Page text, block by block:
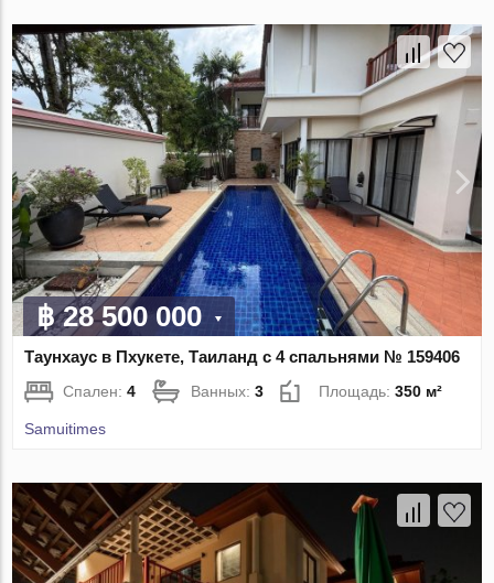
฿ 28 500 000
Таунхаус в Пхукете, Таиланд с 4 спальнями № 159406
Спален:4 Ванных:3 Площадь:350 м²
Samuitimes